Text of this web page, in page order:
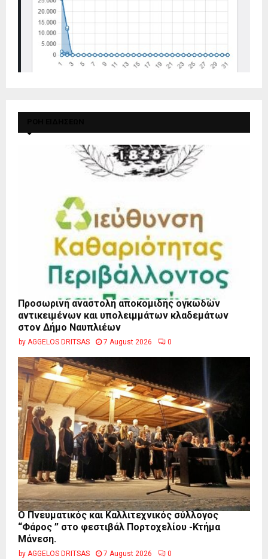
Προσωρινή αναστολή αποκομιδής ογκωδών
αντικειμένων και υπολειμμάτων κλαδεμάτων
στον Δήμο Ναυπλιέων
by AGGELOS DRITSAS 7 August 2026 0
Ο Πνευματικός και Καλλιτεχνικός σύλλογος
“Φάρος ” στο φεστιβάλ Πορτοχελίου -Κτήμα
Μάνεση.
by AGGELOS DRITSAS 7 August 2026 0